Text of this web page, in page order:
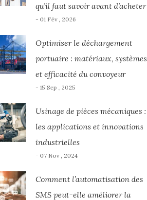
qu’il faut savoir avant d’acheter
- 01 Fév , 2026
Optimiser le déchargement
portuaire : matériaux, systèmes
et efficacité du convoyeur
- 15 Sep , 2025
Usinage de pièces mécaniques :
les applications et innovations
industrielles
- 07 Nov , 2024
Comment l’automatisation des
SMS peut-elle améliorer la